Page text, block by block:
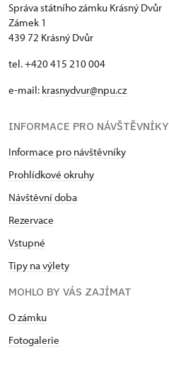
Správa státního zámku Krásný Dvůr
Zámek 1
439 72 Krásný Dvůr
tel. +420 415 210 004
e-mail: krasnydvur@npu.cz
INFORMACE PRO NÁVŠTĚVNÍKY
Informace pro návštěvníky
Prohlídkové okruhy
Návštěvní doba
Rezervace
Vstupné
Tipy na výlety
MOHLO BY VÁS ZAJÍMAT
O zámku
Fotogalerie